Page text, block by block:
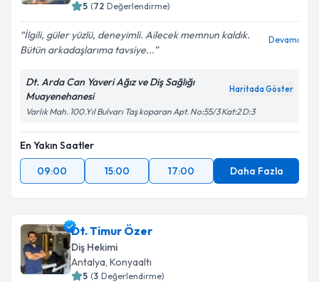
5 (72 Değerlendirme)
İlgili, güler yüzlü, deneyimli. Ailecek memnun kaldık.
Bütün arkadaşlarıma tavsiye...
Devamı
Dt. Arda Can Yaveri Ağız ve Diş Sağlığı
Muayenehanesi
Haritada Göster
Varlık Mah. 100.Yıl Bulvarı Taş koparan Apt. No:55/3 Kat:2 D:3
En Yakın Saatler
09:00
15:00 17:00 Daha Fazla
Dt. Timur Özer
Diş Hekimi
Antalya, Konyaaltı
5 (3 Değerlendirme)